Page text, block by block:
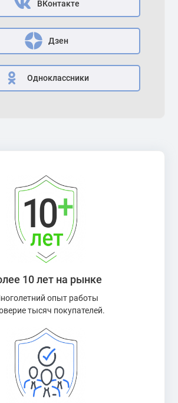
ВКонтакте
Дзен
Одноклассники
10 лет на рынке
опыт работы
тысяч покупателей.